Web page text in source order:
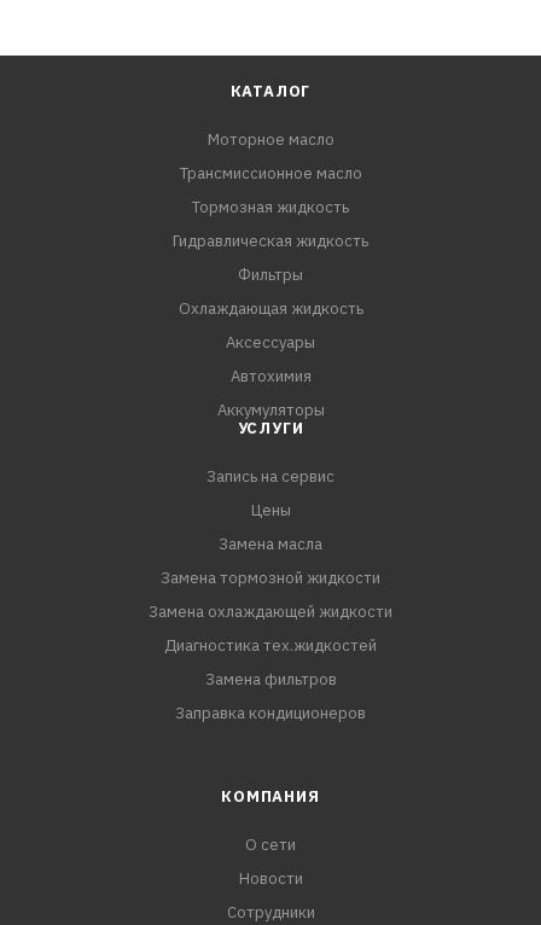
КАТАЛОГ
Моторное масло
Трансмиссионное масло
Тормозная жидкость
Гидравлическая жидкость
Фильтры
Охлаждающая жидкость
Аксессуары
Автохимия
Аккумуляторы
УСЛУГИ
Запись на сервис
Цены
Замена масла
Замена тормозной жидкости
Замена охлаждающей жидкости
Диагностика тех.жидкостей
Замена фильтров
Заправка кондиционеров
КОМПАНИЯ
О сети
Новости
Сотрудники